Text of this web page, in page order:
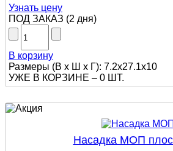
Узнать цену
ПОД ЗАКАЗ (2 дня)
В корзину
Размеры (В х Ш х Г): 7.2x27.1x10
УЖЕ В КОРЗИНЕ – 0 ШТ.
Насадка МОП